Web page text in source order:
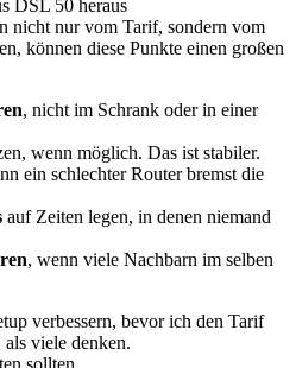
DSL 50 heraus
nicht nur vom Tarif, sondern vom
können diese Punkte einen großen
, nicht im Schrank oder in einer
wenn möglich. Das ist stabiler.
ein schlechter Router bremst die
auf Zeiten legen, in denen niemand
, wenn viele Nachbarn im selben
verbessern, bevor ich den Tarif
viele denken.
sollten